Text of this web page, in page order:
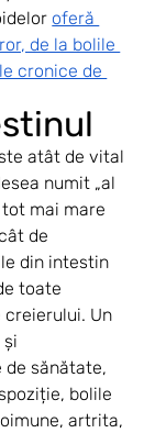
oferă
de la bolile
cronice de
atât de vital
numit „al
tot mai mare
de
din intestin
toate
Un
sănătate,
bolile
artrita,